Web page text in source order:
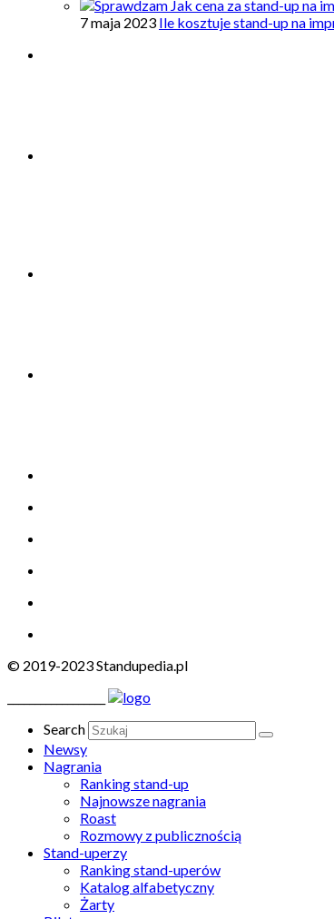
7 maja 2023 Ile kosztuje stand-up na
© 2019-2023 Standupedia.pl
Search
Newsy
Nagrania
Ranking stand-up
Najnowsze nagrania
Roast
Rozmowy z publicznością
Stand-uperzy
Ranking stand-uperów
Katalog alfabetyczny
Żarty